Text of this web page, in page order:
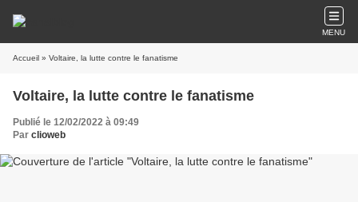
MENU
Accueil » Voltaire, la lutte contre le fanatisme
Voltaire, la lutte contre le fanatisme
Publié le 12/02/2022 à 09:49
Par clioweb